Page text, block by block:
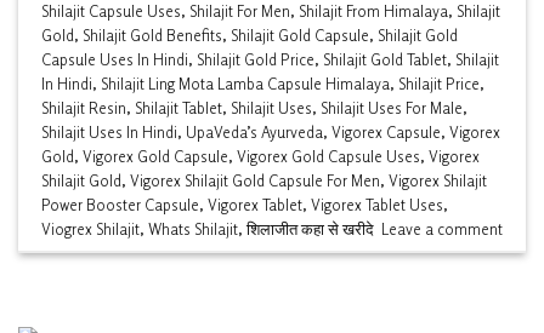
Shilajit Capsule Uses, Shilajit For Men, Shilajit From Himalaya, Shilajit
Gold, Shilajit Gold Benefits, Shilajit Gold Capsule, Shilajit Gold
Capsule Uses In Hindi, Shilajit Gold Price, Shilajit Gold Tablet, Shilajit
In Hindi, Shilajit Ling Mota Lamba Capsule Himalaya, Shilajit Price,
Shilajit Resin, Shilajit Tablet, Shilajit Uses, Shilajit Uses For Male,
Shilajit Uses In Hindi, UpaVeda’s Ayurveda,Vigorex Capsule,Vigorex
Gold,Vigorex Gold Capsule,Vigorex Gold Capsule Uses,Vigorex
Shilajit Gold,Vigorex Shilajit Gold Capsule For Men,Vigorex Shilajit
Power Booster Capsule,Vigorex Tablet,Vigorex Tablet Uses,
Viogrex Shilajit,Whats Shilajit,शिलाजीत कहा से खरीदे Leave a comment